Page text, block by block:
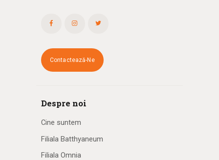
Contactează-Ne
Despre noi
Cine suntem
Filiala Batthyaneum
Filiala Omnia